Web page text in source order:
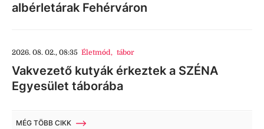
albérletárak Fehérváron
2026. 08. 02., 08:35 Életmód, tábor
Vakvezető kutyák érkeztek a SZÉNA
Egyesület táborába
MÉG TÖBB CIKK